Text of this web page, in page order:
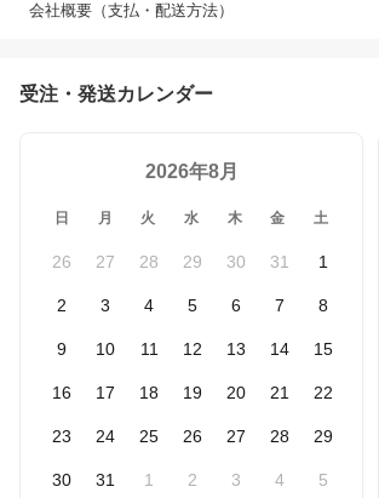
会社概要（支払・配送方法）
受注・発送カレンダー
2026年8月
日 月 火 水 木 金 土
26 27 28 29 30 31 1
2 3 4 5 6 7 8
9 10 11 12 13 14 15
16 17 18 19 20 21 22
23 24 25 26 27 28 29
30 31 1 2 3 4 5